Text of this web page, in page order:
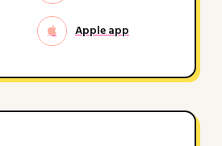
Apple app